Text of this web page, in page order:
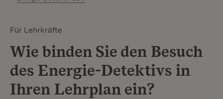
Für Lehrkräfte
Wie binden Sie den Besuch
des Energie-Detektivs in
Ihren Lehrplan ein?